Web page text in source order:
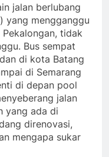
jalan berlubang
yang mengganggu
tidak
Bus sempat
di kota Batang
di Semarang
di depan pool
jalan
yang ada di
direnovasi,
mengapa sukar